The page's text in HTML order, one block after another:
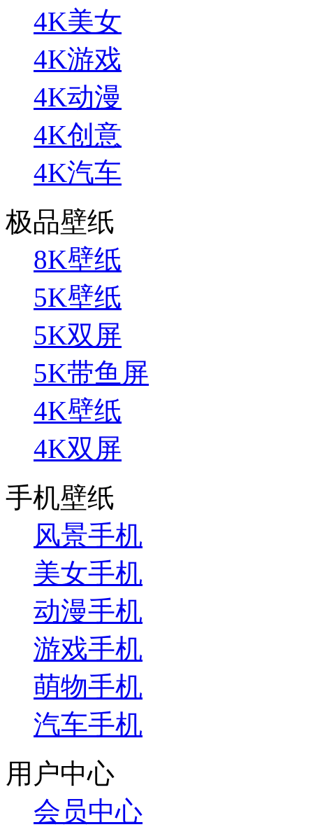
4K美女
4K游戏
4K动漫
4K创意
4K汽车
极品壁纸
8K壁纸
5K壁纸
5K双屏
5K带鱼屏
4K壁纸
4K双屏
手机壁纸
风景手机
美女手机
动漫手机
游戏手机
萌物手机
汽车手机
用户中心
会员中心